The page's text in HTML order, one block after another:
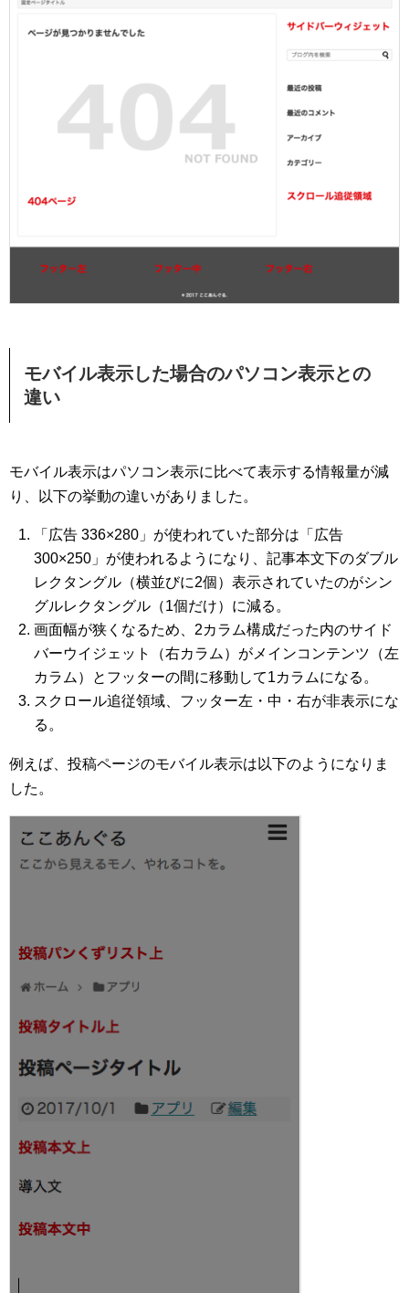
モバイル表示した場合のパソコン表示との
違い
モバイル表示はパソコン表示に比べて表示する情報量が減
り、以下の挙動の違いがありました。
「広告 336×280」が使われていた部分は「広告
300×250」が使われるようになり、記事本文下のダブル
レクタングル（横並びに2個）表示されていたのがシン
グルレクタングル（1個だけ）に減る。
画面幅が狭くなるため、2カラム構成だった内のサイド
バーウイジェット（右カラム）がメインコンテンツ（左
カラム）とフッターの間に移動して1カラムになる。
スクロール追従領域、フッター左・中・右が非表示にな
る。
例えば、投稿ページのモバイル表示は以下のようになりま
した。